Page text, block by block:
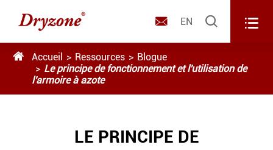
 EN  
 Accueil Ressources
Blogue
Le principe de fonctionnement et l'utilisation de
l'armoire à azote
LE PRINCIPE DE